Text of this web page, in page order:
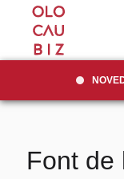
Font de